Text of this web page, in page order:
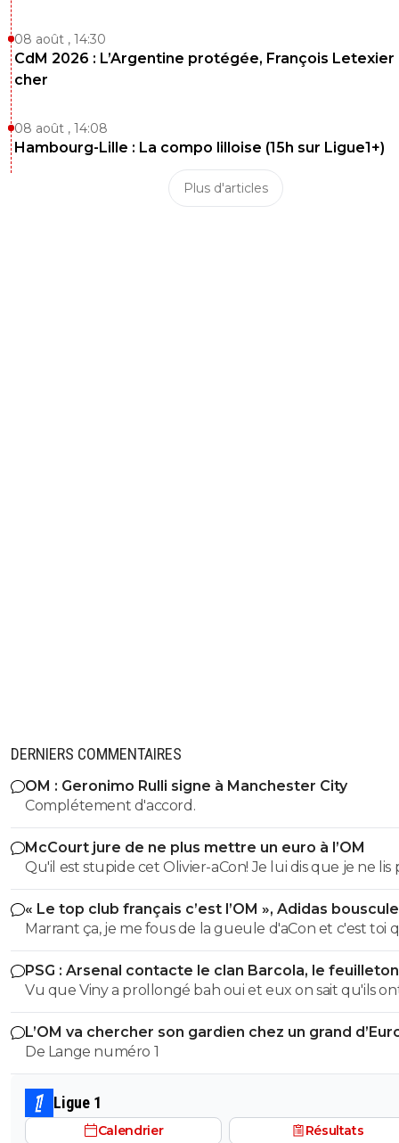
08 août , 14:30
CdM 2026 : L’Argentine protégée, François Letexier
cher
08 août , 14:08
Hambourg-Lille : La compo lilloise (15h sur Ligue1+)
Plus d'articles
DERNIERS COMMENTAIRES
OM : Geronimo Rulli signe à Manchester City
Complétement d'accord.
McCourt jure de ne plus mettre un euro à l’OM
Qu'il est stupide cet Olivier-aCon! Je lui dis que je ne lis
ses commentaires puérils avec des émojis et il
me répondre avec ses petites images de gogol. Ça
bien ce que je dis, on voit tout de suite qu'on a affaire à
teubé.^^
« Le top club français c’est l’OM », Adidas
PSG
Marrant ça, je me fous de la gueule d'aCon et c'est toi
réponds. Solidarité entre trolls ou la flemme de
compte? En revanche je te donne 06/20 pour ta
compréhension de texte. Tu as réussi à intégrer que je
lirais pas tes commentaires si tes arguments sont des
mdr. C'est bien tu n'en as pas mis mais c'est insuffisant.
Surtout quand on lit le délire que tu viens de pondre.
encore de boulot mais tu peux y arriver. Un 06/20
d'encouragement.
PSG : Arsenal contacte le clan Barcola, le feuilleton
relancé
Vu que Viny a prollongé bah oui et eux on sait qu'ils
tunes ! aboulez les 150 minimum
L’OM va chercher son gardien chez un grand
De Lange numéro 1
Ligue 1
Calendrier Résultats